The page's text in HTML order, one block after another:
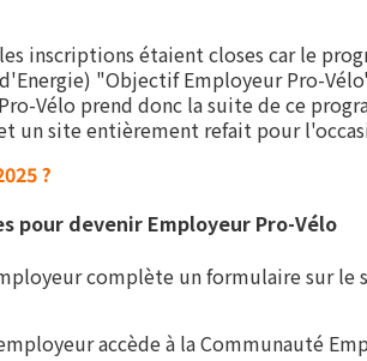
inscriptions étaient closes car le
"Objectif Employeur Pro-
Vélo prend donc la suite de ce
un site entièrement refait pour
?
pour devenir Employeur Pro-Vélo
complète un formulaire sur le
accède à la Communauté